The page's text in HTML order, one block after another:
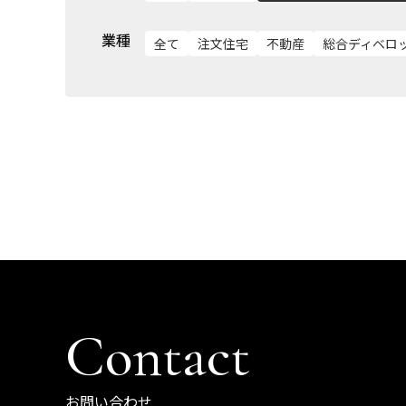
業種 全て 注文住宅 不動産 総合ディベロ
Contact
お問い合わせ